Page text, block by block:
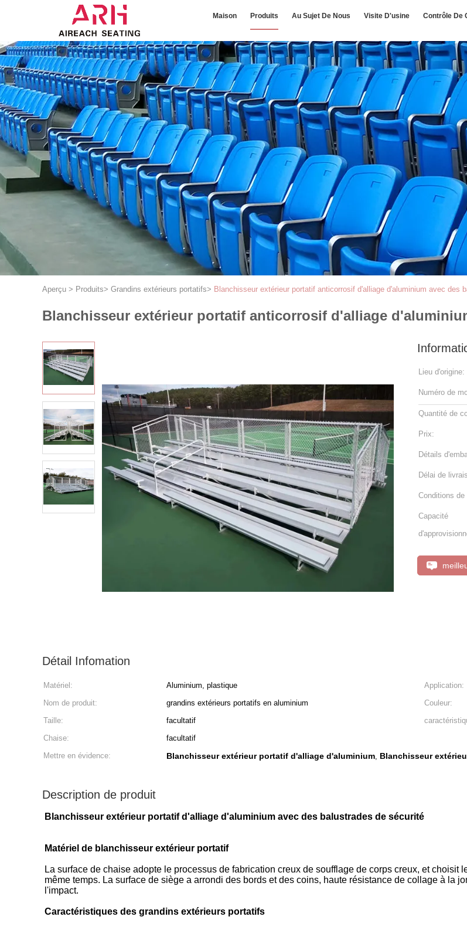
Maison Produits Au Sujet De Nous Visite D'usine Contrôle De
Aperçu > Produits> Grandins extérieurs portatifs> Blanchisseur extérieur portatif anticorrosif d'alliage d'aluminium avec des
Blanchisseur extérieur portatif anticorrosif d'alliage
Lieu d'origine:
Numéro de
Quantité de
Prix:
Détails
Délai de
Conditions de
Capacité
Détail Infomation
Matériel: Aluminium, plastique Application:
Nom de produit:
grandins extérieurs portatifs en aluminium Couleur:
Taille:
facultatif
Chaise:
facultatif
Mettre en évidence:
Blanchisseur extérieur portatif d'alliage d'aluminium, Blanchisseur
Description de produit
Blanchisseur extérieur portatif d'alliage d'aluminium avec des balustrades de sécurité
Matériel de blanchisseur extérieur portatif
La surface de chaise adopte le processus de fabrication creux de soufflage de corps creux, et
même temps. La surface de siège a arrondi des bords et des coins, haute résistance de collage à la
l'impact.
Caractéristiques des grandins extérieurs portatifs